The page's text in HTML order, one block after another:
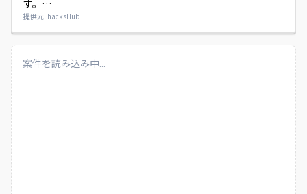
す。
設計段階から携わっていただき、リーダーとしてメンバーの
取りまとめもお願いいたします。
提供元: hacksHub
案件を読み込み中...